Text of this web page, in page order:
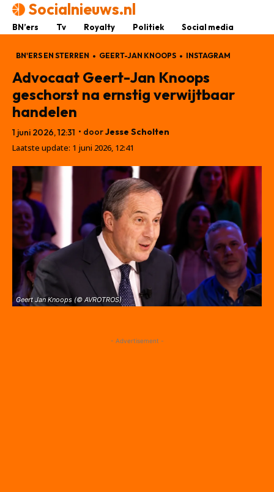
Socialnieuws.nl
BN’ers Tv Royalty Politiek Social media
BN'ERS EN STERREN GEERT-JAN KNOOPS INSTAGRAM
Advocaat Geert-Jan Knoops
geschorst na ernstig verwijtbaar
handelen
1 juni 2026, 12:31 • doorJesse Scholten
Laatste update: 1 juni 2026, 12:41
Geert Jan Knoops (© AVROTROS)
- Advertisement -